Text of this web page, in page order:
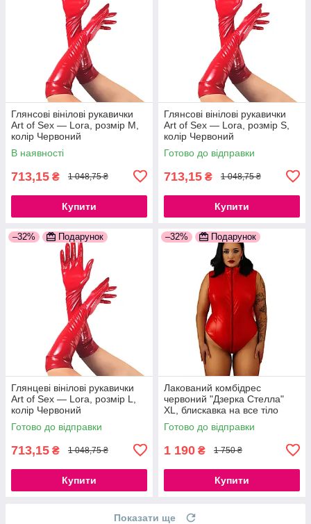
Глянсові вінілові рукавички
Art of Sex — Lora, розмір М,
колір Червоний
777Store.com.ua
В наявності
713,15 ₴ 1 048,75 ₴
Купити
Глянсові вінілові рукавички
Art of Sex — Lora, розмір S,
колір Червоний
777Store.com.ua
Готово до відправки
713,15 ₴ 1 048,75 ₴
Купити
–32% Подарунок
Глянцеві вінілові рукавички
Art of Sex — Lora, розмір L,
колір Червоний
777Store.com.ua
Готово до відправки
713,15 ₴ 1 048,75 ₴
Купити
–32% Подарунок
Лакований комбідрес
червоний "Дзерка Стелла"
XL, блискавка на все тіло
777Store.com.ua
Готово до відправки
1 190 ₴ 1 750 ₴
Купити
Показати ще